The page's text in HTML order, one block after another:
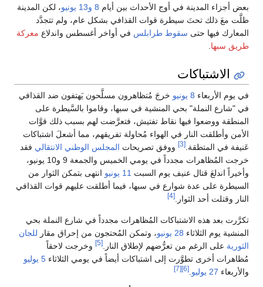
بعض أجزاء المدينة في أوج الأحداث بين أيام 8 و13 يونيو
، لكن المدينة
ظلَّت معَ ذلك تحتَ سيطرة قوات القذافي بشكل عام، ولم تتجدَّد
المعارك فيها حتى سقوط طرابلس في أواخر أغسطس واندلاع معركة
طريق سبها
الاشتباكات
في يوم الأربعاء 8 يونيو
خرجَ مُتظاهرون مسلَّحون يَهتفون ضد القذافي
في "شارع النملة" بحي المنشية في سبها، وقاموا بالسَّيطرة على
المنطقة ووضعوا فيها نقاط تفتيش، فتعرَّضت لهم بسبب ذلك قوَّات
الأمن وأطلقت النار في الهواء مُحاولة تفريقهم، مما أشعلَ اشتباكات
عَنيفة في المتطقة. [3] ووفق تصريحات المجلس الوطني الانتقالي فقد
خرجت المُظاهرات مجدداً في يومي الخميس والجمعة 9 و10 يونيو،
وأخيراً اندلعَ قتال عنيف يوم السبت 11 يونيو
انتهى بتمكن الثوار من
السيطرة على عدة شوارع في سبها، فيما أطلقت عليهم قوات القذافي
النار وقتلت أحد الثوار.
[4]
تكرَّرت بعد هذه الاشتباكات المُظاهرات مجدداً في شارع النملة بحي
المنشية يوم الثلاثاء 28 يونيو ، وتمكن المُحتجون من إحراق مقار للجان
الثورية على الرغم من تعرُّضهم لإطلاق النار. [5]
وخرجت لاحقاً
مُظاهرات أخرى تطوَّرت إلى اشتباكات أيضاً في يومي الثلاثاء 5 يوليو
والأربعاء 27 يوليو [6]
[7]